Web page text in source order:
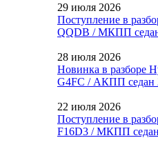
29 июля 2026
Поступление в
QQDB / МКПП
28 июля 2026
Новинка в разборе
G4FC / АКПП седан
22 июля 2026
Поступление в
F16D3 / МКПП